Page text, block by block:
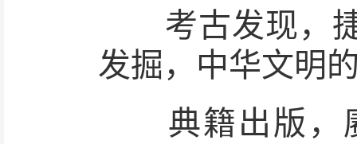
考古发现，捷
发掘，中华文明
典籍出版，赓